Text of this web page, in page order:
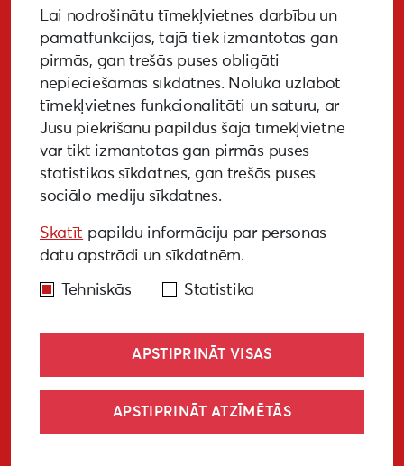
PIETEIKTIES
GALERIJA MEDIJIEM LKA PĒTĪJUMS
BUJ NOTIKUŠIE PASĀKUMI
PIEKĻŪSTAMĪBAS VADLĪNIJAS
© Liepāja 2027
Sīkdatņu politika
Privātuma politika
Lai nodrošinātu tīmekļvietnes darbību un
pamatfunkcijas, tajā tiek izmantotas gan
pirmās, gan trešās puses obligāti
nepieciešamās sīkdatnes. Nolūkā uzlabot
tīmekļvietnes funkcionalitāti un saturu, ar
Jūsu piekrišanu papildus šajā tīmekļvietnē
var tikt izmantotas gan pirmās puses
statistikas sīkdatnes, gan trešās puses
sociālo mediju sīkdatnes.
Skatīt papildu informāciju par personas
datu apstrādi un sīkdatnēm.
Tehniskās Statistika
APSTIPRINĀT VISAS
APSTIPRINĀT ATZĪMĒTĀS